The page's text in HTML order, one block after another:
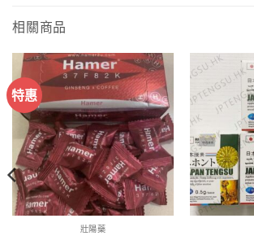
相關商品
特惠
壯陽藥